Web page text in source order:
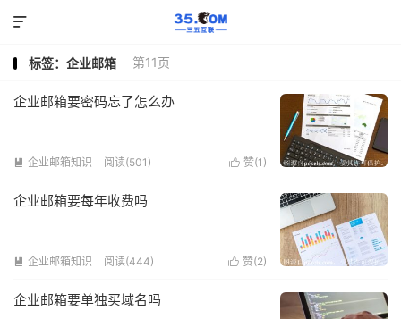

标签：企业邮箱 第11页
企业邮箱要密码忘了怎么办
 企业邮箱知识 阅读(501)  赞(1 )
企业邮箱要每年收费吗
 企业邮箱知识 阅读(444)  赞(2)
企业邮箱要单独买域名吗